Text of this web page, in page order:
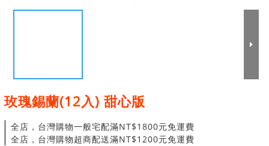
玫瑰錫蘭(12入) 甜心版
全店，台灣購物一般宅配滿NT$1800元免運費
全店，台灣購物超商配送滿NT$1200元免運費